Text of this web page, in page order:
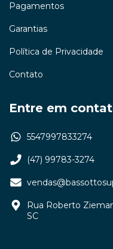
Pagamentos
Garantias
Política de Privacidade
Contato
Entre em
5547997833274
(47) 99783-3274
Rua Roberto
SC